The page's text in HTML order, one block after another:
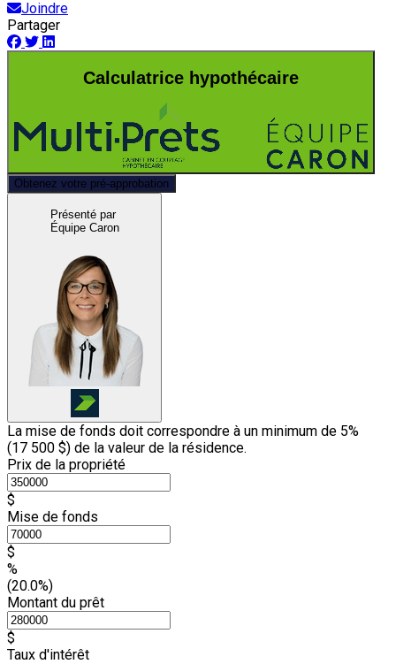
Joindre
Partager
Calculatrice hypothécaire
Obtenez votre pré-approbation
Présenté par
Équipe Caron
La mise de fonds doit correspondre à un minimum de 5%
(17 500 $) de la valeur de la résidence.
Prix de la propriété
$
Mise de fonds
$
%
(20.0%)
Montant du prêt
$
Taux d'intérêt